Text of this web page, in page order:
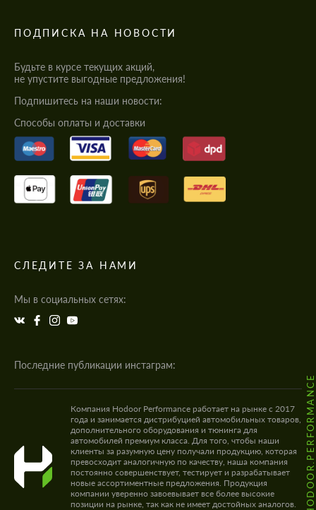
ПОДПИСКА НА НОВОСТИ
Будьте в курсе текущих акций,
не упустите выгодные предложения!
Подпишитесь на наши новости:
Cпособы оплаты и доставки
СЛЕДИТЕ ЗА НАМИ
Мы в социальных сетях:
Последние публикации инстаграм:
@HODOOR.PERFORMANCE
Компания Hodoor Performance работает на рынке с 2017
года и занимается дистрибуцией автомобильных товаров,
дополнительного оборудования и тюнинга для
автомобилей премиум класса. Для того, чтобы наши
клиенты за разумную цену получали продукцию, которая
превосходит аналогичную по качеству, наша компания
постоянно совершенствует, тестирует и разрабатывает
новые ассортиментные предложения. Продукция
компании уверенно завоевывает все более высокие
позиции на рынке, так как не имеет достойных аналогов.